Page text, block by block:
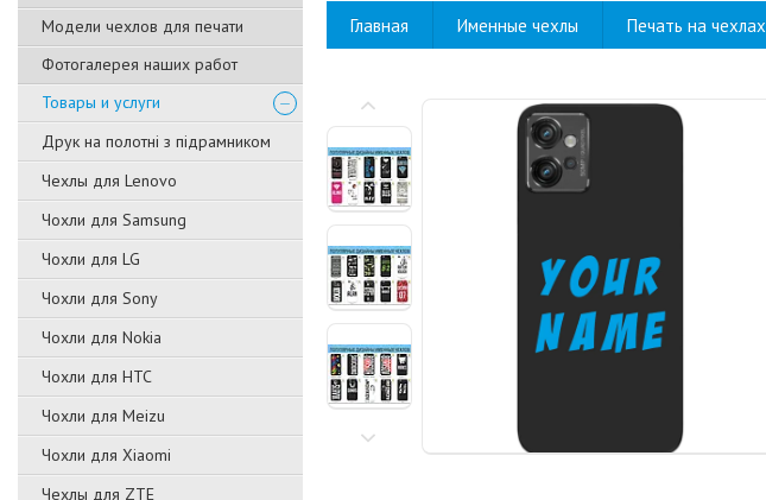
Модели чехлов для печати
Фотогалерея наших работ
Товары и услуги
Друк на полотні з підрамником
Чехлы для Lenovo
Чохли для Samsung
Чохли для LG
Чохли для Sony
Чохли для Nokia
Чохли для HTC
Чохли для Meizu
Чохли для Xiaomi
Чехлы для ZTE
Главная Именные чехлы Печать на чехлах